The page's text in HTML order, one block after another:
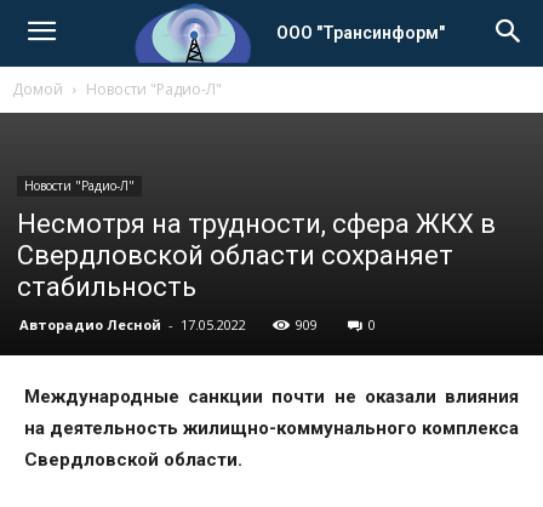
ООО "Трансинформ"
Домой Новости "Радио-Л"
Новости "Радио-Л"
Несмотря на трудности, сфера ЖКХ в
Свердловской области сохраняет
стабильность
Авторадио Лесной - 17.05.2022 909 0
Международные санкции почти не оказали влияния
на деятельность жилищно-коммунального комплекса
Свердловской области.